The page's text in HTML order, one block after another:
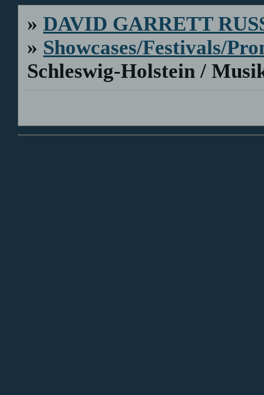
»DAVID GARRETT
» Showcases/Festivals/
Schleswig-Holstein /